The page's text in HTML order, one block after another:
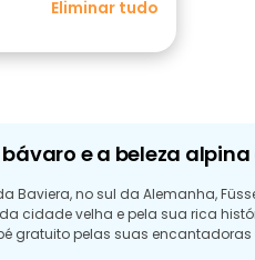
Eliminar tudo
e a beleza
Baviera, no sul da Alemanha,
cidade velha e pela sua rica
gratuito pelas suas encantadoras